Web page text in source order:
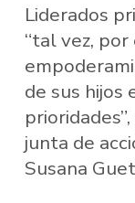
Liderados
“tal vez,
de sus hijos
junta de
Susana